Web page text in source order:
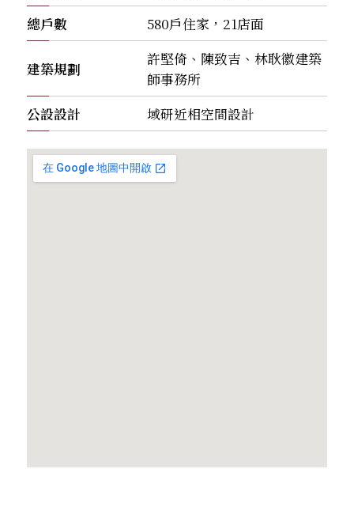
總戶數
580戶住家，21店面
建築規劃
許堅倚、陳致吉、林耿徽建築
師事務所
公設設計
域研近相空間設計